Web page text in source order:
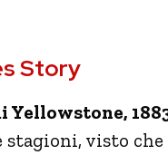
Story
Yellowstone,
visto